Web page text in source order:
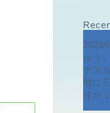
ゅう
テス
地に
ほか